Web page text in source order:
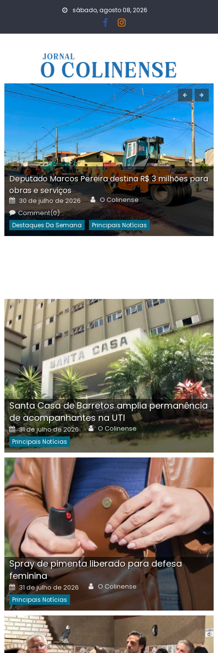
sábado, agosto 08, 2026
Deputado Marcos Pereira destina R$ 3 milhões para
obras e serviços
Posted
on
30 de julho de 2026 Author
O Colinense
Comment(0)
Destaques Da Semana Principais Notícias
Santa Casa de Barretos amplia permanência
de acompanhantes na UTI
Posted
on
31 de julho de 2026 Author
O Colinense
Principais Notícias
Spray de pimenta liberado para defesa
feminina
Posted
on
31 de julho de 2026 Author
O Colinense
Principais Notícias